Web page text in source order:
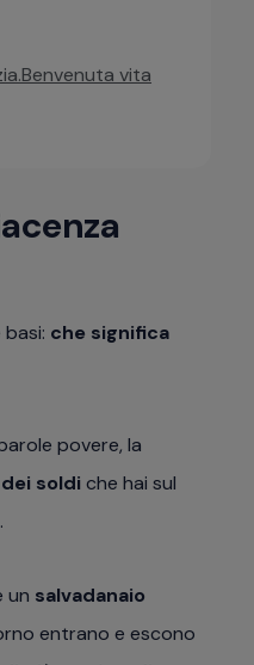
vita
che significa
povere, la
soldi che hai sul
un salvadanaio
entrano e escono